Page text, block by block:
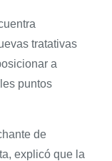
tratativas
a
puntos
de
explicó que la